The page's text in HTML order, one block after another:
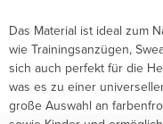
Das Material ist ideal zum
wie Trainingsanzügen,
sich auch perfekt für die
was es zu einer
große Auswahl an